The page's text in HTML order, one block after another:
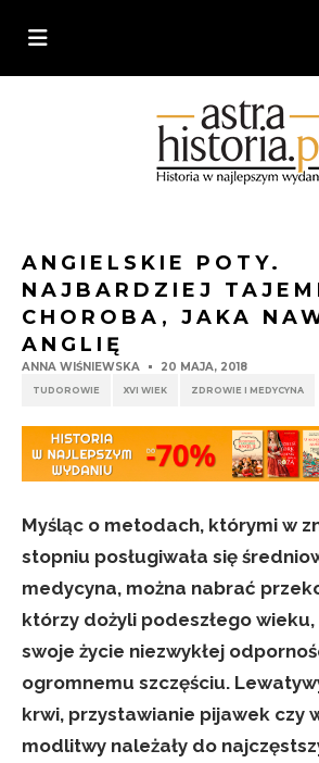
ANGIELSKIE POTY.
NAJBARDZIEJ
CHOROBA, JAKA
ANGLIĘ
ANNA WIŚNIEWSKA 20 MAJA, 2018
TUDOROWIE XVI WIEK ZDROWIE I MEDYCYNA
Myśląc o metodach, którymi w
stopniu posługiwała się
medycyna, można nabrać
którzy dożyli podeszłego
swoje życie niezwykłej
ogromnemu szczęściu.
krwi, przystawianie pijawek czy
modlitwy należały do